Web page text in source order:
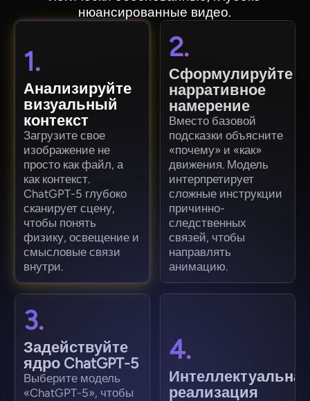
нюансированные видео.
1.
Анализируйте
визуальный
контекст
Загрузите свое
изображение не
просто как файл, а
как контекст.
ChatGPT-5 глубоко
сканирует сцену,
чтобы понять
физику, освещение и
смысловые связи
внутри.
2.
Сформулируйте
нарративное
намерение
Вместо базовой
подсказки объясните
«почему» и «как»
движения. Модель
интерпретирует
сложные инструкции
причинно-
следственных
связей, чтобы
направлять
анимацию.
3.
Задействуйте
ядро ChatGPT-5
Выберите модель
«ChatGPT-5», чтобы
4.
реализация